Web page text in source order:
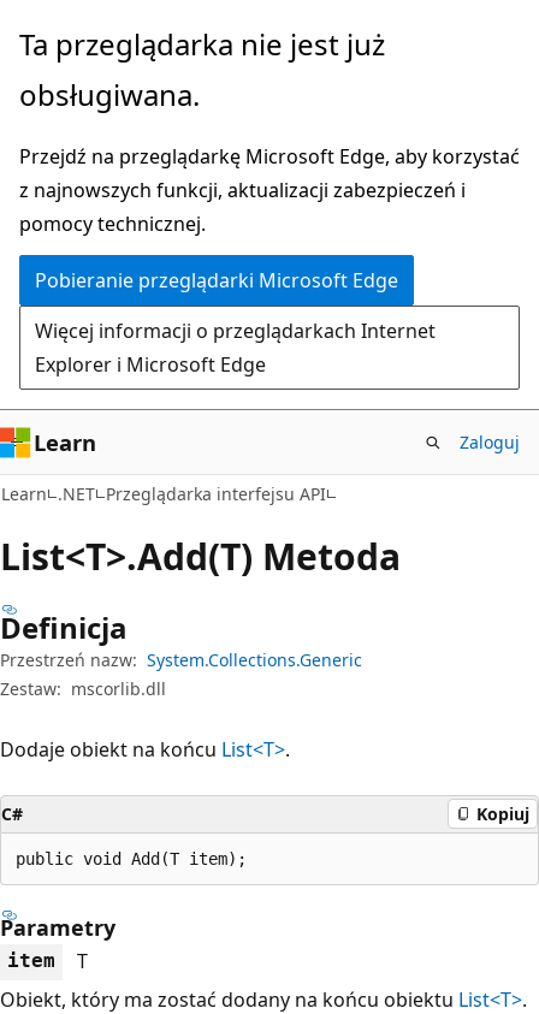
Przejdź
głównej
Przejdź
nawigacji
stronie
Ta przeglądarka nie jest już
obsługiwana.
Przejdź na przeglądarkę Microsoft Edge, aby korzystać
z najnowszych funkcji, aktualizacji zabezpieczeń i
pomocy technicznej.
Pobieranie przeglądarki Microsoft Edge
Więcej informacji o przeglądarkach Internet
Explorer i Microsoft Edge
Learn Zaloguj
Learn .NET Przeglądarka interfejsu API
List<T>.Add(T) Metoda
Definicja
Przestrzeń nazw: System.Collections.Generic
Zestaw: mscorlib.dll
Dodaje obiekt na końcu List<T>.
C# Kopiuj
public void Add(T item);
Parametry
item
T
Obiekt, który ma zostać dodany na końcu obiektu List<T>.